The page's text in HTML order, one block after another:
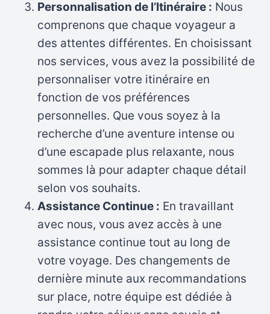
Personnalisation de l’Itinéraire : Nous
comprenons que chaque voyageur a
des attentes différentes. En choisissant
nos services, vous avez la possibilité de
personnaliser votre itinéraire en
fonction de vos préférences
personnelles. Que vous soyez à la
recherche d’une aventure intense ou
d’une escapade plus relaxante, nous
sommes là pour adapter chaque détail
selon vos souhaits.
Assistance Continue : En travaillant
avec nous, vous avez accès à une
assistance continue tout au long de
votre voyage. Des changements de
dernière minute aux recommandations
sur place, notre équipe est dédiée à